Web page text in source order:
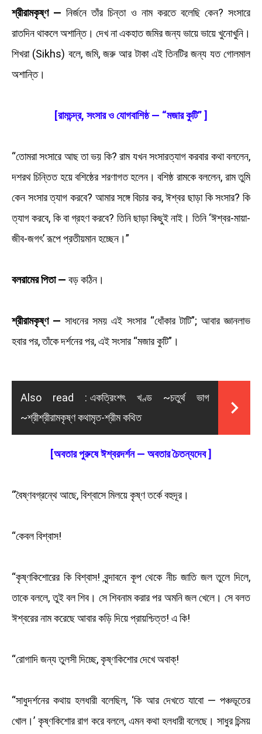
শ্রীরামকৃষ্ণ —নির্জনে তাঁর চিন্তা ও নাম করতে বলেছি কেন? সংসারে
রাতদিন থাকলে অশান্তি। দেখ না একহাত জমির জন্য ভায়ে ভায়ে খুনোখুনি।
শিখরা (Sikhs) বলে, জমি, জরু আর টাকা এই তিনটির জন্য যত গোলমাল
অশান্তি।
[রামচন্দ্র, সংসার ও যোগবাশিষ্ঠ — “মজার কুটি” ]
“তোমরা সংসারে আছ তা ভয় কি? রাম যখন সংসারত্যাগ করবার কথা বললেন,
দশরথ চিন্তিত হয়ে বশিষ্ঠের শরণাগত হলেন। বশিষ্ঠ রামকে বললেন, রাম তুমি
কেন সংসার ত্যাগ করবে? আমার সঙ্গে বিচার কর, ঈশ্বর ছাড়া কি সংসার? কি
ত্যাগ করবে, কি বা গ্রহণ করবে? তিনি ছাড়া কিছুই নাই। তিনি ‘ঈশ্বর-মায়া-
জীব-জগৎ’ রূপে প্রতীয়মান হচ্ছেন।”
বলরামের পিতা — বড় কঠিন।
শ্রীরামকৃষ্ণ — সাধনের সময় এই সংসার “ধোঁকার টাটি”; আবার জ্ঞানলাভ
হবার পর, তাঁকে দর্শনের পর, এই সংসার “মজার কুটি”।
Also read : একত্রিংশৎ খণ্ড ~চতুর্থ ভাগ
~শ্রীশ্রীরামকৃষ্ণ কথামৃত-শ্রীম কথিত
[অবতার পুরুষে ঈশ্বরদর্শন — অবতার চৈতন্যদেব ]
“বৈষ্ণবগ্রন্থে আছে, বিশ্বাসে মিলয়ে কৃষ্ণ তর্কে বহুদূর।
“কেবল বিশ্বাস!
“কৃষ্ণকিশোরের কি বিশ্বাস! বৃন্দাবনে কূপ থেকে নীচ জাতি জল তুলে দিলে,
তাকে বললে, তুই বল শিব। সে শিবনাম করার পর অমনি জল খেলে। সে বলত
ঈশ্বরের নাম করেছে আবার কড়ি দিয়ে প্রায়শ্চিত্ত! এ কি!
“রোগাদি জন্য তুলসী দিচ্ছে, কৃষ্ণকিশোর দেখে অবাক্‌!
“সাধুদর্শনের কথায় হলধারী বলেছিল, ‘কি আর দেখতে যাবো — পঞ্চভূতের
খোল।’ কৃষ্ণকিশোর রাগ করে বললে, এমন কথা হলধারী বলেছে। সাধুর চিন্ময়